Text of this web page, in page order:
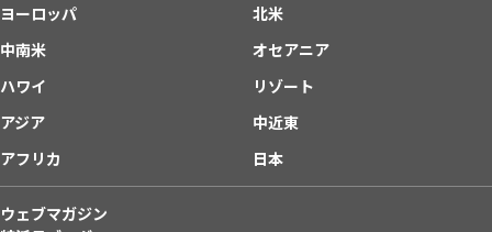
ヨーロッパ
北米
中南米
オセアニア
ハワイ
リゾート
アジア
中近東
アフリカ
日本
ウェブマガジン